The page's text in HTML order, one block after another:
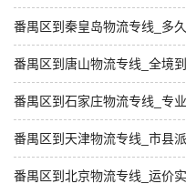
番禺区到秦皇岛物流专线_多
番禺区到唐山物流专线_全境
番禺区到石家庄物流专线_专
番禺区到天津物流专线_市县
番禺区到北京物流专线_运价